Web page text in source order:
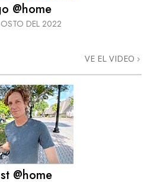
@home
DEL 2022
VE EL VIDEO
@home